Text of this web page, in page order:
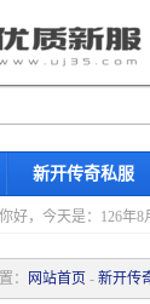
新开传奇私服
好， 今天是：126年
： 网站首页 - 新开传